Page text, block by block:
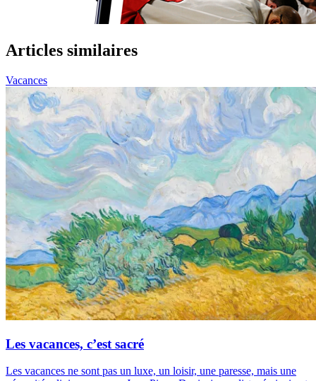
Articles similaires
Vacances
Les vacances, c’est sacré
Les vacances ne sont pas un luxe, un loisir, une paresse, mais une